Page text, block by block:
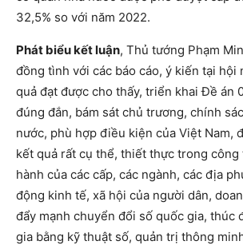
32,5% so với năm 2022.
Phát biểu kết luận, Thủ tướng Phạm
đồng tình với các báo cáo, ý kiến tại hội
quả đạt được cho thấy, triển khai Đề án
đúng đắn, bám sát chủ trương, chính
nước, phù hợp điều kiện của Việt Nam,
kết quả rất cụ thể, thiết thực trong công
hành của các cấp, các ngành, các địa
động kinh tế, xã hội của người dân,
đẩy mạnh chuyển đổi số quốc gia, thúc
gia bằng kỹ thuật số, quản trị thông